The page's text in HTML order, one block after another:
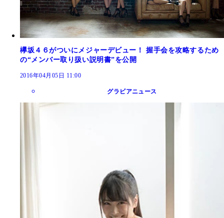
欅坂４６がついにメジャーデビュー！ 握手会を攻略するため
の“メンバー取り扱い説明書”を公開
2016年04月05日 11:00
グラビアニュース